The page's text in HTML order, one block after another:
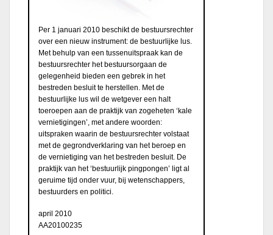
Per 1 januari 2010 beschikt de bestuursrechter
over een nieuw instrument: de bestuurlijke lus.
Met behulp van een tussenuitspraak kan de
bestuursrechter het bestuursorgaan de
gelegenheid bieden een gebrek in het
bestreden besluit te herstellen. Met de
bestuurlijke lus wil de wetgever een halt
toeroepen aan de praktijk van zogeheten ‘kale
vernietigingen’, met andere woorden:
uitspraken waarin de bestuursrechter volstaat
met de gegrondverklaring van het beroep en
de vernietiging van het bestreden besluit. De
praktijk van het ‘bestuurlijk pingpongen’ ligt al
geruime tijd onder vuur, bij wetenschappers,
bestuurders en politici.
april 2010
AA20100235